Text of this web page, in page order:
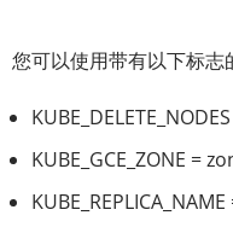
您可以使用带有以下标
KUBE_GCE_ZONE =